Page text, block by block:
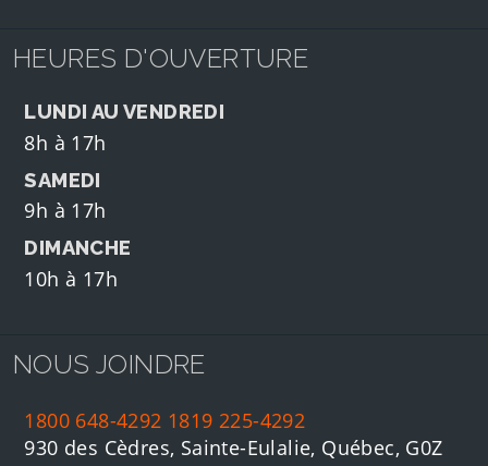
HEURES D'OUVERTURE
LUNDI AU VENDREDI
8h à 17h
SAMEDI
9h à 17h
DIMANCHE
10h à 17h
NOUS JOINDRE
1800 648-4292 1819 225-4292
930 des Cèdres, Sainte-Eulalie, Québec, G0Z